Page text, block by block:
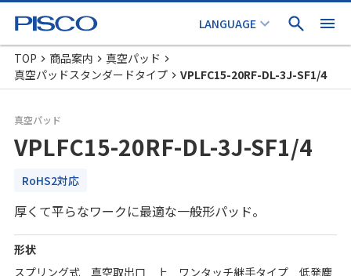
TOP 商品案内
真空パッド
真空パッドスタンダードタイプ
VPLFC15-20RF-DL-3J-SF1/4
真空パッド
VPLFC15-20RF-DL-3J-SF1/4
RoHS2対応
厚くて平らなワークに最適な一般形パッド。
形状
スプリング式 真空取出口 上 ワンタッチ継手タイプ 低発塵